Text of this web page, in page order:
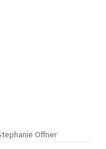
Offner